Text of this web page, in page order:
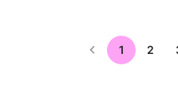
1 2